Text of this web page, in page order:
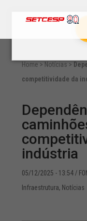
Home > Notícias >
competitividade da
indústria
05/12/2025 - 13:54/
Infraestrutura, Notícias